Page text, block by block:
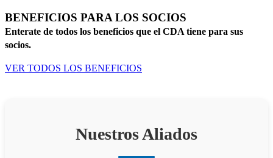
BENEFICIOS PARA LOS SOCIOS
Enterate de todos los beneficios que el CDA tiene para sus
socios.
VER TODOS LOS BENEFICIOS
Nuestros Aliados